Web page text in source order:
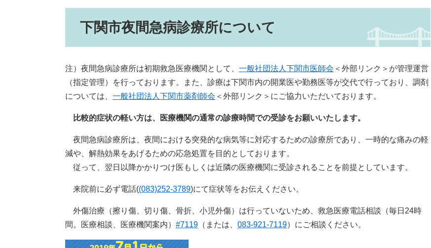
下関市夜間急病診療所について
注）夜間急病診療所は初期救急医療機関として、 一般社団法人下関市医師会 ＜外部リンク＞ が管理運営
（指定管理）を行っております。また、診療は下関市内の開業医や勤務医等が交代で行っており、調剤
については、 一般社団法人下関市薬剤師会 ＜外部リンク＞ にご協力いただいております。
比較的症状の軽い方は、医療機関の通常の診療時間での受診をお願いいたします。
夜間急病診療所は、夜間における突発的な病気等に対応するための診療所であり、一時的な痛みの軽
減や、解熱効果をあげるための応急処置を目的としております。
従って、翌日以降かかりつけ医もしくは近隣の医療機関に受診されることを前提としています。
来院前に必ず電話((083)252-3789)にて症状等をお伝えください。
外傷治療（擦り傷、切り傷、骨折、小児外傷）は行っていないため、救急医療電話相談（毎日24時
間。医療相談、医療機関案内） #7119 （または、 083-921-7119）にご相談ください。